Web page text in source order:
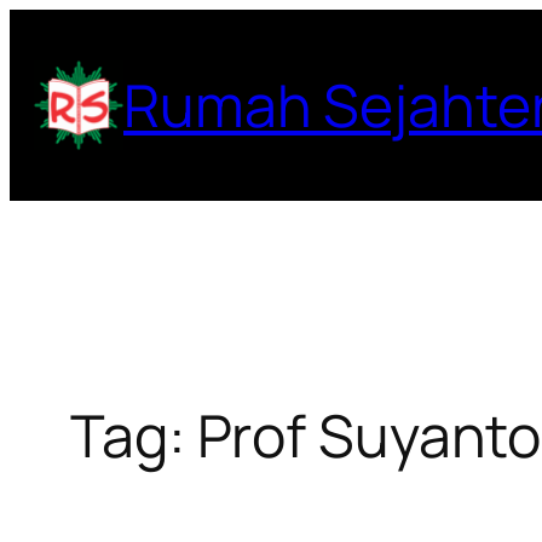
konten
Rumah
Tag: Prof Suyanto